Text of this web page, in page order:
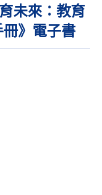
未來：教育
》電子書